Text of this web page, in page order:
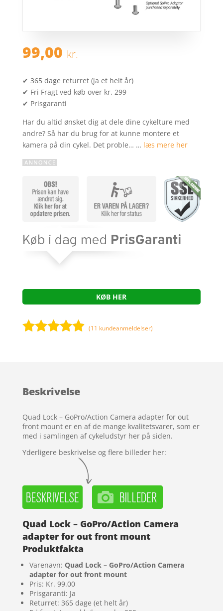
99,00 kr.
✔ 365 dage returret (ja et helt år)
✔ Fri Fragt ved køb over kr. 299
✔ Prisgaranti
Har du altid ønsket dig at dele dine cykelture med
andre? Så har du brug for at kunne montere et
kamera på din cykel. Det proble… … læs mere her
KØB HER
kundebedø
(11 kundeanmeldelser)
Beskrivelse
Quad Lock – GoPro/Action Camera adapter for out
front mount er en af de mange kvalitetsvarer, som er
med i samlingen af cykeludstyr her på siden.
Yderligere beskrivelse og flere billeder her:
Quad Lock – GoPro/Action Camera
adapter for out front mount
Produktfakta
Varenavn: Quad Lock – GoPro/Action Camera
adapter for out front mount
Pris: Kr. 99.00
Prisgaranti: Ja
Returret: 365 dage (et helt år)